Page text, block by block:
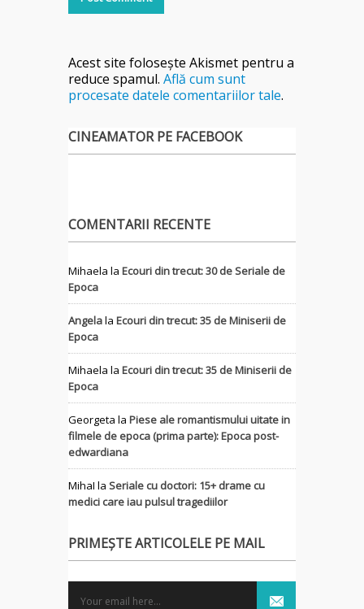
Acest site folosește Akismet pentru a
reduce spamul. Află cum sunt
procesate datele comentariilor tale.
CINEAMATOR PE FACEBOOK
COMENTARII RECENTE
Mihaela la Ecouri din trecut: 30 de Seriale de
Epoca
Angelala Ecouri din trecut: 35 de Miniserii de
Epoca
Mihaela la Ecouri din trecut: 35 de Miniserii de
Epoca
Georgeta la Piese ale romantismului uitate in
filmele de epoca (prima parte): Epoca post-
edwardiana
MihaI la Seriale cu doctori: 15+ drame cu
medici care iau pulsul tragediilor
PRIMEȘTE ARTICOLELE PE MAIL